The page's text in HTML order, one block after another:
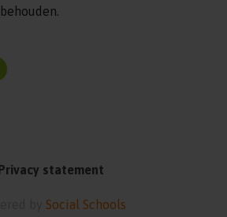
statement
Social Schools